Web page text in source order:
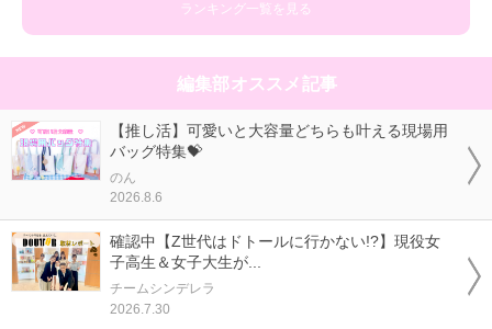
ランキング一覧を見る
編集部オススメ記事
【推し活】可愛いと大容量どちらも叶える現場用
バッグ特集💝
のん
2026.8.6
確認中【Z世代はドトールに行かない!?】現役女
子高生＆女子大生が...
チームシンデレラ
2026.7.30